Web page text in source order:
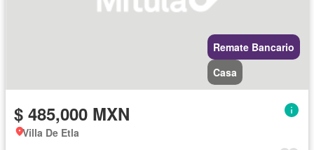
Remate Bancario
Casa
$ 485,000 MXN
Villa De Etla